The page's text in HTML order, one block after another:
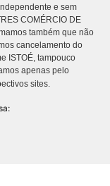
e sem
COMÉRCIO DE
também que não
cancelamento do
ISTOÉ, tampouco
apenas pelo
sites.